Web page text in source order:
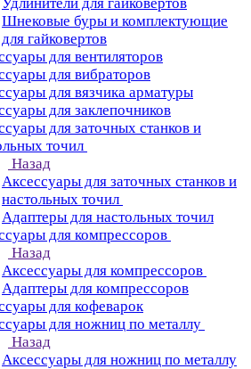
Шнековые буры и комплектующие
для гайковертов
для вентиляторов
для вибраторов
для вязчика арматуры
для заклепочников
для заточных станков и
точил
Назад
Аксессуары для заточных станков и
настольных точил
Адаптеры для настольных точил
для компрессоров
Назад
Аксессуары для компрессоров
Адаптеры для компрессоров
для кофеварок
для ножниц по металлу
Назад
Аксессуары для ножниц по металлу